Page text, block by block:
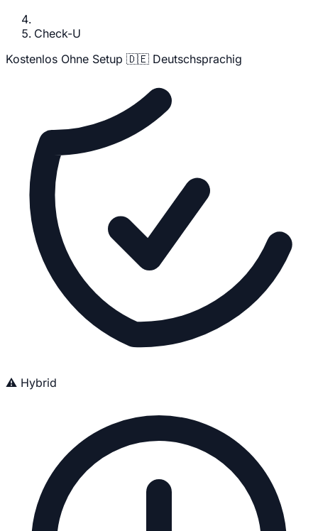
Check-U
Kostenlos Ohne Setup 🇩🇪 Deutschsprachig
⚠️ Hybrid